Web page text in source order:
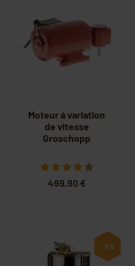
Moteur à variation
de vitesse
Groschopp
499,90 €
-5%